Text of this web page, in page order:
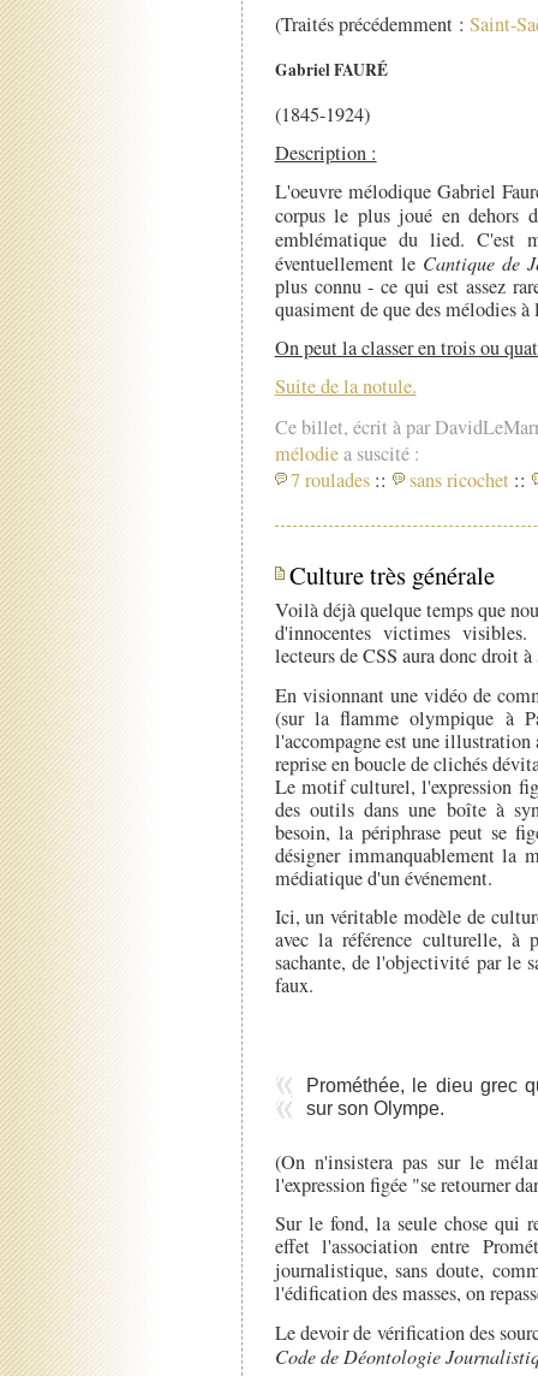
(Traités précédemment : Saint-
Gabriel FAURÉ
(1845-1924)
Description :
L'oeuvre mélodique Gabriel
corpus le plus joué en dehors
emblématique du lied. C'est
éventuellement le Cantique de
plus connu - ce qui est assez
quasiment de que des mélodies
On peut la classer en trois ou
Suite de la notule.
Ce billet, écrit à par
mélodiea suscité :
7 roulades :: sans ricochet ::
Culture très générale
Voilà déjà quelque temps que
d'innocentes victimes
lecteurs de CSS aura donc droit
En visionnant une vidéo de
(sur la flamme olympique à
l'accompagne est une illustration
reprise en boucle de clichés
Le motif culturel, l'expression
des outils dans une boîte à
besoin, la périphrase peut se
désigner immanquablement la
médiatique d'un événement.
Ici, un véritable modèle de
avec la référence culturelle,
sachante, de l'objectivité par le
faux.
Prométhée, le dieu grec
sur son Olympe.
(On n'insistera pas sur le
l'expression figée "se retourner
Sur le fond, la seule chose qui
effet l'association entre
journalistique, sans doute,
l'édification des masses, on
Le devoir de vérification des
Code de Déontologie